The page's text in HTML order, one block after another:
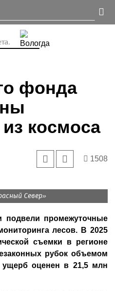
фонда
космоса
1508
Север»
подвели промежуточные
лесов. В 2025
съемки в регионе
рубок объемом
оценен в 21,5 млн